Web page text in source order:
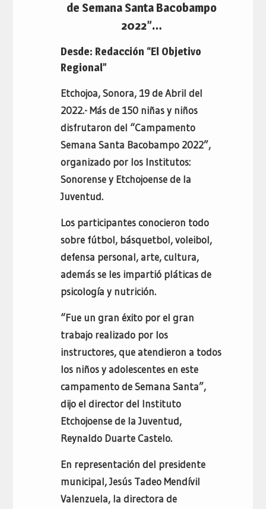
de Semana Santa Bacobampo
2022”…
Desde: Redacción “El Objetivo
Regional”
Etchojoa, Sonora, 19 de Abril del
2022.- Más de 150 niñas y niños
disfrutaron del “Campamento
Semana Santa Bacobampo 2022”,
organizado por los Institutos:
Sonorense y Etchojoense de la
Juventud.
Los participantes conocieron todo
sobre fútbol, básquetbol, voleibol,
defensa personal, arte, cultura,
además se les impartió pláticas de
psicología y nutrición.
“Fue un gran éxito por el gran
trabajo realizado por los
instructores, que atendieron a todos
los niños y adolescentes en este
campamento de Semana Santa”,
dijo el director del Instituto
Etchojoense de la Juventud,
Reynaldo Duarte Castelo.
En representación del presidente
municipal, Jesús Tadeo Mendívil
Valenzuela, la directora de